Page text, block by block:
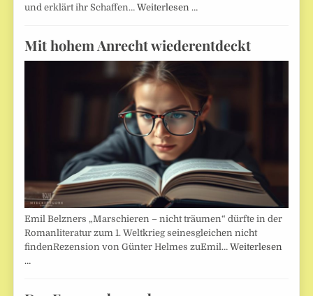
und erklärt ihr Schaffen…Weiterlesen …
Mit hohem Anrecht wiederentdeckt
Emil Belzners „Marschieren – nicht träumen“ dürfte in der
Romanliteratur zum 1. Weltkrieg seinesgleichen nicht
findenRezension von Günter Helmes zuEmil…Weiterlesen
…